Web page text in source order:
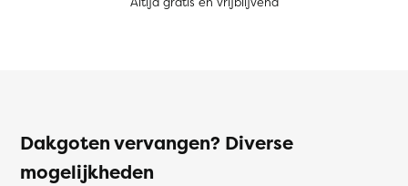
Dakgoten vervangen? Diverse
mogelijkheden